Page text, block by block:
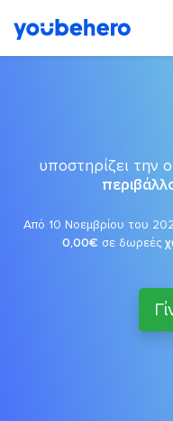
υποστηρίζει την
Από 10 Νοεμβρίου του
0,00€ σε δωρεές